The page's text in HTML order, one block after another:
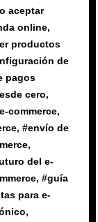
aceptar
online,
productos
de
pagos
cero,
commerce,
, #envío de
,
del e-
, #guía
para e-
,